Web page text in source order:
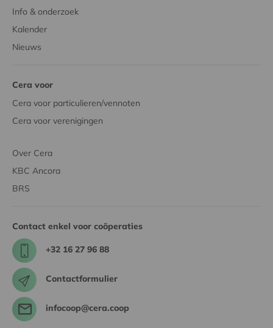
Info & onderzoek
Kalender
Nieuws
Cera voor
Cera voor particulieren/vennoten
Cera voor verenigingen
Over Cera
KBC Ancora
BRS
Contact enkel voor coöperaties
+32 16 27 96 88
Contactformulier
infocoop@cera.coop